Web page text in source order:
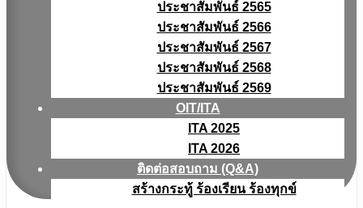
ประชาสัมพันธ์ 2565
ประชาสัมพันธ์ 2566
ประชาสัมพันธ์ 2567
ประชาสัมพันธ์ 2568
ประชาสัมพันธ์ 2569
OIT/ITA
ITA 2025
ITA 2026
ติดต่อสอบถาม (Q&A)
สร้างกระทู้ ร้องเรียน ร้องทุกข์